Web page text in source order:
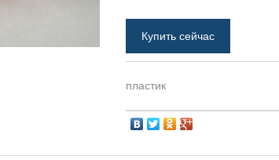
Купить сейчас
пластик